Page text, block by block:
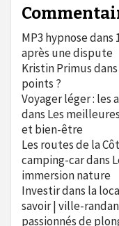
MP3 hypnosedans
après une dispute
Kristin Primusdans
points ?
Voyager léger : les
dans Les
et bien-être
Les routes de la
camping-cardans
immersion nature
Investir dans la
savoir | ville-
passionnés de